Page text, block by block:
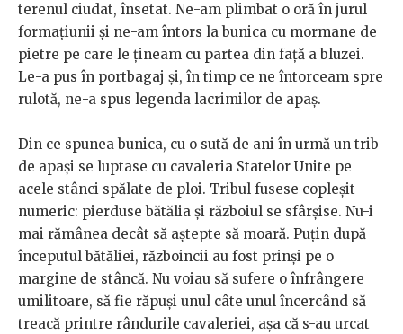
terenul ciudat, însetat. Ne-am plimbat o oră în jurul
formațiunii și ne-am întors la bunica cu mormane de
pietre pe care le țineam cu partea din față a bluzei.
Le-a pus în portbagaj și, în timp ce ne întorceam spre
rulotă, ne-a spus legenda lacrimilor de apaș.
Din ce spunea bunica, cu o sută de ani în urmă un trib
de apași se luptase cu cavaleria Statelor Unite pe
acele stânci spălate de ploi. Tribul fusese copleșit
numeric: pierduse bătălia și războiul se sfârșise. Nu-i
mai rămânea decât să aștepte să moară. Puțin după
începutul bătăliei, războincii au fost prinși pe o
margine de stâncă. Nu voiau să sufere o înfrângere
umilitoare, să fie răpuși unul câte unul încercând să
treacă printre rândurile cavaleriei, așa că s-au urcat